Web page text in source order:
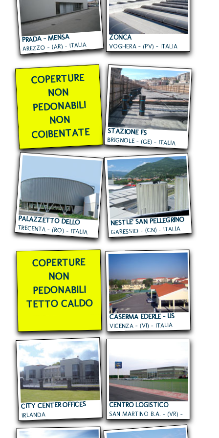
PRADA - MENSA
AZIENDALE
AREZZO - (AR) - ITALIA
ZONCA
VOGHERA - (PV) - ITALIA
COPERTURE
NON
PEDONABILI
NON
COIBENTATE STAZIONE FS
BRIGNOLE - (GE) - ITALIA
PALAZZETTO DELLO
SPORT
TRECENTA - (RO) - ITALIA
NESTLE' SAN PELLEGRINO
GARESSIO - (CN) - ITALIA
COPERTURE
NON
PEDONABILI
TETTO CALDO
CASERMA EDERLE - US
ARMY
VICENZA - (VI) - ITALIA
CITY CENTER OFFICES
IRLANDA
CENTRO LOGISTICO
EUROSPIN
SAN MARTINO B.A. - (VR) -
ITALIA